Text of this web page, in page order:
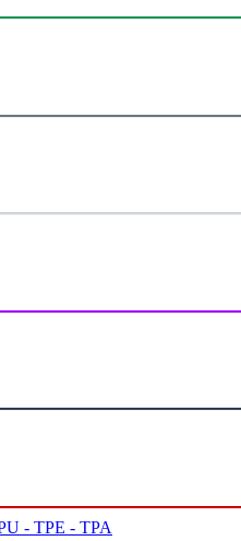
- TPE - TPA